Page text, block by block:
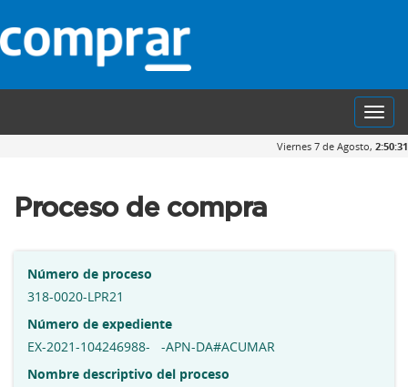
Viernes 7 de Agosto, 2:50:32
Proceso de compra
Número de proceso
318-0020-LPR21
Número de expediente
EX-2021-104246988- -APN-DA#ACUMAR
Nombre descriptivo del proceso